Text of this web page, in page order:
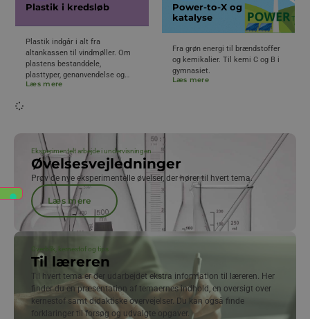
Plastik i kredsløb
Plastik indgår i alt fra
altankassen til vindmøller. Om
plastens bestanddele,
plasttyper, genanvendelse og
biobaseret plast. Til kemi C og
Læs mere
Power-to-X og
katalyse
Fra grøn energi til brændstoffer
og kemikalier. Til kemi C og B i
gymnasiet.
Læs mere
Eksperimentelt arbejde i undervisningen
Øvelsesvejledninger
Prøv de nye eksperimentelle øvelser, der hører til hvert tema.
Læs mere
Overblik, kernestof og tips
Til læreren
Til hvert tema er der udarbejdet ekstra information til læreren. Her
finder du en præsentation af temaernes indhold, en oversigt over
kernestof samt didaktiske overvejelser. Du kan også finde
forklaringer til forsøg og udvalgte opgaver.